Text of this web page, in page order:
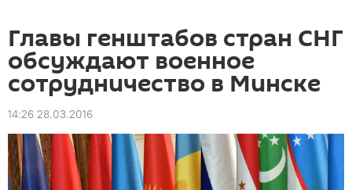
Главы генштабов стран СНГ
обсуждают военное
сотрудничество в Минске
14:26 28.03.2016